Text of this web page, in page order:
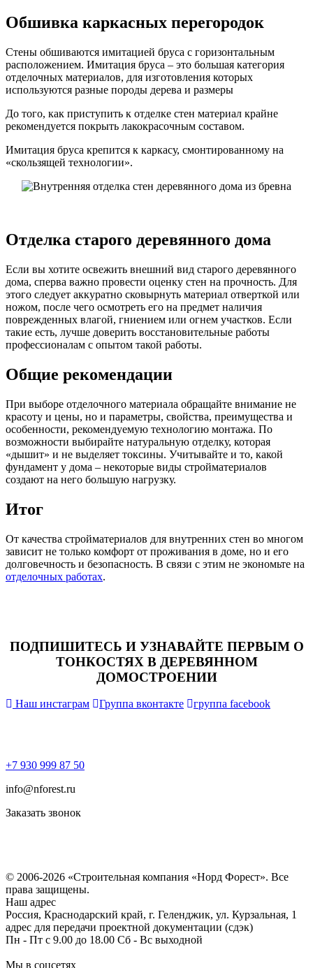
Обшивка каркасных перегородок
Стены обшиваются имитацией бруса с горизонтальным
расположением. Имитация бруса – это большая категория
отделочных материалов, для изготовления которых
используются разные породы дерева и размеры
До того, как приступить к отделке стен материал крайне
рекомендуется покрыть лакокрасочным составом.
Имитация бруса крепится к каркасу, смонтированному на
«скользящей технологии».
Отделка старого деревянного дома
Если вы хотите освежить внешний вид старого деревянного
дома, сперва важно провести оценку стен на прочность. Для
этого следует аккуратно сковырнуть материал отверткой или
ножом, после чего осмотреть его на предмет наличия
поврежденных влагой, гниением или огнем участков. Если
такие есть, лучше доверить восстановительные работы
профессионалам с опытом такой работы.
Общие рекомендации
При выборе отделочного материала обращайте внимание не
красоту и цены, но и параметры, свойства, преимущества и
особенности, рекомендуемую технологию монтажа. По
возможности выбирайте натуральную отделку, которая
«дышит» и не выделяет токсины. Учитывайте и то, какой
фундамент у дома – некоторые виды стройматериалов
создают на него большую нагрузку.
Итог
От качества стройматериалов для внутренних стен во многом
зависит не только комфорт от проживания в доме, но и его
долговечность и безопасность. В связи с этим не экономьте на
отделочных работах.
ПОДПИШИТЕСЬ И УЗНАВАЙТЕ ПЕРВЫМ О
ТОНКОСТЯХ В ДЕРЕВЯННОМ
ДОМОСТРОЕНИИ
Наш инстаграм Группа вконтакте группа facebook
+7 930 999 87 50
info@nforest.ru
Заказать звонок
© 2006-2026 «Строительная компания «Норд Форест». Все
права защищены.
Наш адрес
Россия, Краснодарский край, г. Геленджик, ул. Курзальная, 1
адрес для передачи проектной документации (сдэк)
Пн - Пт с 9.00 до 18.00 Сб - Вс выходной
Мы в соцсетях